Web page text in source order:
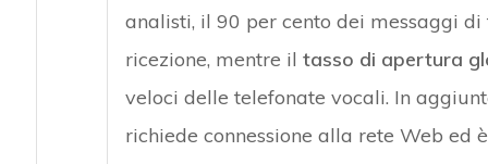
analisti, il 90 per cento dei messaggi
ricezione, mentre il tasso di apertura
veloci delle telefonate vocali. In
richiede connessione alla rete Web ed